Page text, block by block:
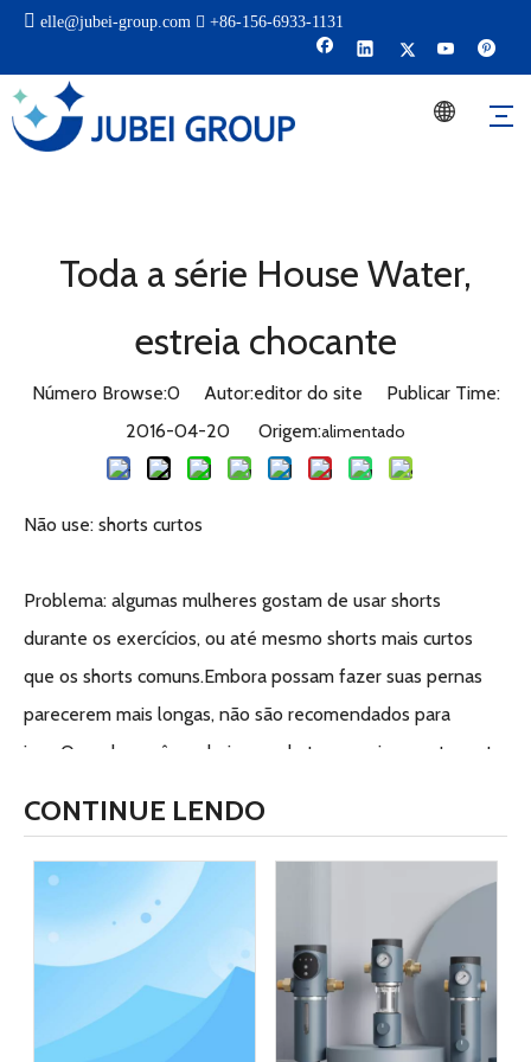
 elle@jubei-group.com  +86-156-6933-1131
Toda a série House Water,
estreia chocante
Número Browse:0Autor:editor do site Publicar Time:
2016-04-20 Origem:alimentado
Não use: shorts curtos
Problema: algumas mulheres gostam de usar shorts
durante os exercícios, ou até mesmo shorts mais curtos
que os shorts comuns.Embora possam fazer suas pernas
parecerem mais longas, não são recomendados para
ioga.Quando você se abaixa ou chuta, o equipamento certo
preocupar se alguém verá você ir embora.Além disso,
shorts muito curtos se acumulam durante o exercício, então
muitas vezes você precisa se distrair e esticá-los.
Sugestão: corte calças que caibam.Não só porque não
importa como você se exercita, mas também os materiais
dos primeiros sintomas da epilepsia nas pernas podem
CONTINUE LENDO